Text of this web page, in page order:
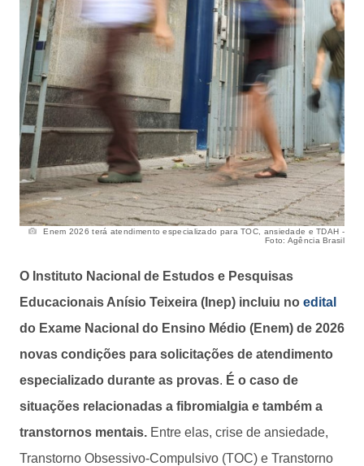
Enem 2026 terá atendimento especializado para TOC, ansiedade e TDAH -
Foto: Agência Brasil
O Instituto Nacional de Estudos e Pesquisas
Educacionais Anísio Teixeira (Inep) incluiu no edital
do Exame Nacional do Ensino Médio (Enem) de 2026
novas condições para solicitações de atendimento
especializado durante as provas. É o caso de
situações relacionadas a fibromialgia e também a
transtornos mentais. Entre elas, crise de ansiedade,
Transtorno Obsessivo-Compulsivo (TOC) e Transtorno